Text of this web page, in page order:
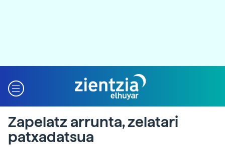
Zapelatz arrunta, zelatari
patxadatsua